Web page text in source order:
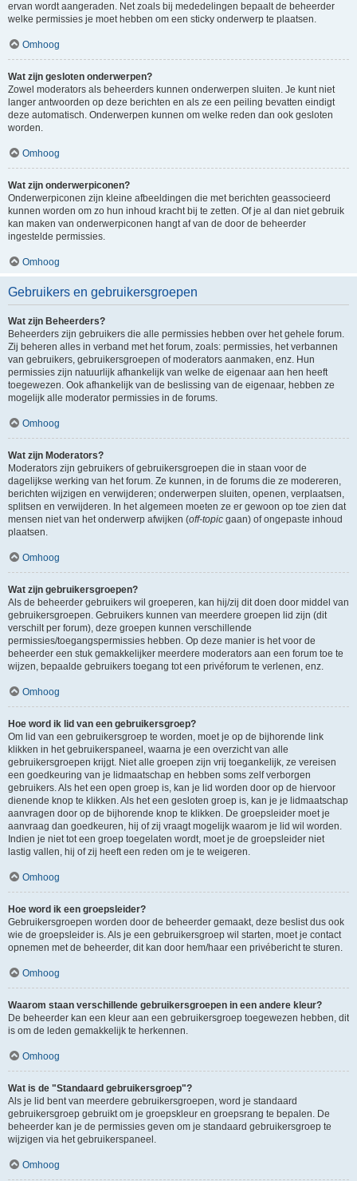
ervan wordt aangeraden. Net zoals bij mededelingen bepaalt de beheerder
welke permissies je moet hebben om een sticky onderwerp te plaatsen.
Omhoog
Wat zijn gesloten onderwerpen?
Zowel moderators als beheerders kunnen onderwerpen sluiten. Je kunt niet
langer antwoorden op deze berichten en als ze een peiling bevatten eindigt
deze automatisch. Onderwerpen kunnen om welke reden dan ook gesloten
worden.
Omhoog
Wat zijn onderwerpiconen?
Onderwerpiconen zijn kleine afbeeldingen die met berichten geassocieerd
kunnen worden om zo hun inhoud kracht bij te zetten. Of je al dan niet gebruik
kan maken van onderwerpiconen hangt af van de door de beheerder
ingestelde permissies.
Omhoog
Gebruikers en gebruikersgroepen
Wat zijn Beheerders?
Beheerders zijn gebruikers die alle permissies hebben over het gehele forum.
Zij beheren alles in verband met het forum, zoals: permissies, het verbannen
van gebruikers, gebruikersgroepen of moderators aanmaken, enz. Hun
permissies zijn natuurlijk afhankelijk van welke de eigenaar aan hen heeft
toegewezen. Ook afhankelijk van de beslissing van de eigenaar, hebben ze
mogelijk alle moderator permissies in de forums.
Omhoog
Wat zijn Moderators?
Moderators zijn gebruikers of gebruikersgroepen die in staan voor de
dagelijkse werking van het forum. Ze kunnen, in de forums die ze modereren,
berichten wijzigen en verwijderen; onderwerpen sluiten, openen, verplaatsen,
splitsen en verwijderen. In het algemeen moeten ze er gewoon op toe zien dat
mensen niet van het onderwerp afwijken (off-topic gaan) of ongepaste inhoud
plaatsen.
Omhoog
Wat zijn gebruikersgroepen?
Als de beheerder gebruikers wil groeperen, kan hij/zij dit doen door middel van
gebruikersgroepen. Gebruikers kunnen van meerdere groepen lid zijn (dit
verschilt per forum), deze groepen kunnen verschillende
permissies/toegangspermissies hebben. Op deze manier is het voor de
beheerder een stuk gemakkelijker meerdere moderators aan een forum toe te
wijzen, bepaalde gebruikers toegang tot een privéforum te verlenen, enz.
Omhoog
Hoe word ik lid van een gebruikersgroep?
Om lid van een gebruikersgroep te worden, moet je op de bijhorende link
klikken in het gebruikerspaneel, waarna je een overzicht van alle
gebruikersgroepen krijgt. Niet alle groepen zijn vrij toegankelijk, ze vereisen
een goedkeuring van je lidmaatschap en hebben soms zelf verborgen
gebruikers. Als het een open groep is, kan je lid worden door op de hiervoor
dienende knop te klikken. Als het een gesloten groep is, kan je je lidmaatschap
aanvragen door op de bijhorende knop te klikken. De groepsleider moet je
aanvraag dan goedkeuren, hij of zij vraagt mogelijk waarom je lid wil worden.
Indien je niet tot een groep toegelaten wordt, moet je de groepsleider niet
lastig vallen, hij of zij heeft een reden om je te weigeren.
Omhoog
Hoe word ik een groepsleider?
Gebruikersgroepen worden door de beheerder gemaakt, deze beslist dus ook
wie de groepsleider is. Als je een gebruikersgroep wil starten, moet je contact
opnemen met de beheerder, dit kan door hem/haar een privébericht te sturen.
Omhoog
Waarom staan verschillende gebruikersgroepen in een andere kleur?
De beheerder kan een kleur aan een gebruikersgroep toegewezen hebben, dit
is om de leden gemakkelijk te herkennen.
Omhoog
Wat is de "Standaard gebruikersgroep"?
Als je lid bent van meerdere gebruikersgroepen, word je standaard
gebruikersgroep gebruikt om je groepskleur en groepsrang te bepalen. De
beheerder kan je de permissies geven om je standaard gebruikersgroep te
wijzigen via het gebruikerspaneel.
Omhoog